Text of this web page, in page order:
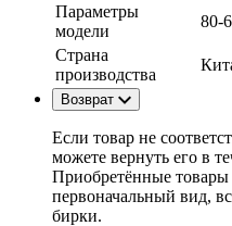
Параметры
модели
80-
Страна
производства
Возврат
Если товар не
можете вернуть его в
Приобретённые
первоначальный вид,
бирки.